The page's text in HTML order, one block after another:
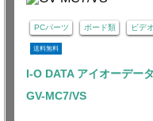
PCパーツ ボード類 ビデ
送料無料
I-O DATA アイオーデータ
GV-MC7/VS